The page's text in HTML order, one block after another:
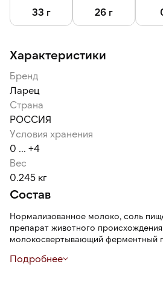
33 г 26 г
Характеристики
Бренд
Ларец
Страна
РОССИЯ
Условия хранения
0 ... +4
Вес
0.245 кг
Состав
Нормализованное молоко, соль
препарат животного
молокосвертывающий ферментный
культура.
Подробнее